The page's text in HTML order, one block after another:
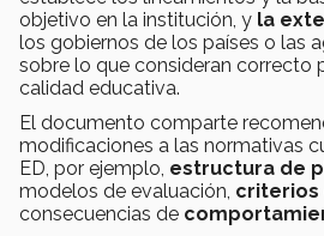
objetivo en la institución, y la
los gobiernos de los países o las
sobre lo que consideran correcto
calidad educativa.
El documento comparte
modificaciones a las normativas
ED, por ejemplo, estructura de
modelos de evaluación, criterios
consecuencias de